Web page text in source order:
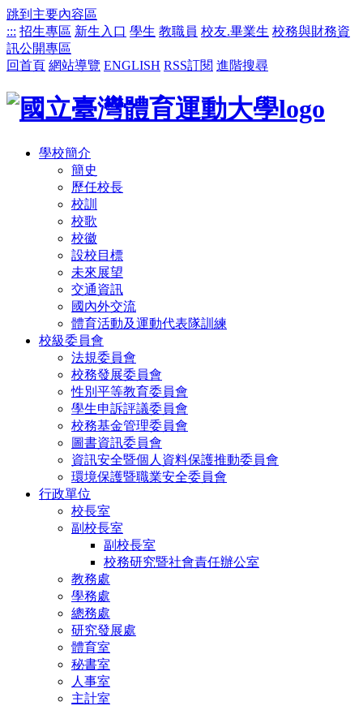
跳到主要內容區
::: 招生專區 新生入口 學生 教職員 校友.畢業生 校務與財務資
訊公開專區
回首頁 網站導覽 ENGLISH RSS訂閱 進階搜尋
學校簡介
簡史
歷任校長
校訓
校歌
校徽
設校目標
未來展望
交通資訊
國內外交流
體育活動及運動代表隊訓練
校級委員會
法規委員會
校務發展委員會
性別平等教育委員會
學生申訴評議委員會
校務基金管理委員會
圖書資訊委員會
資訊安全暨個人資料保護推動委員會
環境保護暨職業安全委員會
行政單位
校長室
副校長室
副校長室
校務研究暨社會責任辦公室
教務處
學務處
總務處
研究發展處
體育室
秘書室
人事室
主計室